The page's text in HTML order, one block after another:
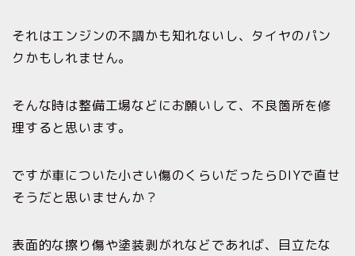
それはエンジンの不調かも知れないし、タイヤのパン
クかもしれません。
そんな時は整備工場などにお願いして、不良箇所を修
理すると思います。
ですが車についた小さい傷のくらいだったらDIYで直せ
そうだと思いませんか？
表面的な擦り傷や塗装剥がれなどであれば、目立たな